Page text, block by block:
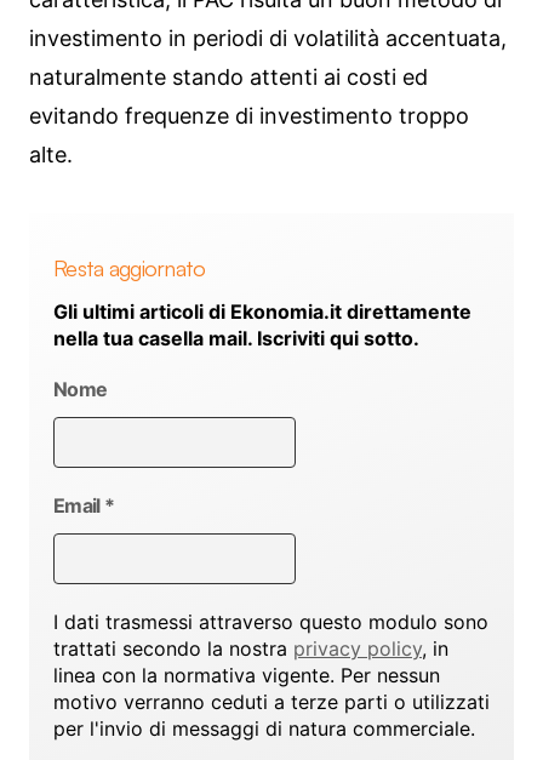
investimento in periodi di volatilità accentuata,
naturalmente stando attenti ai costi ed
evitando frequenze di investimento troppo
alte.
Resta aggiornato
Gli ultimi articoli di Ekonomia.it direttamente
nella tua casella mail. Iscriviti qui sotto.
Nome
Email *
I dati trasmessi attraverso questo modulo sono
trattati secondo la nostra privacy policy, in
linea con la normativa vigente. Per nessun
motivo verranno ceduti a terze parti o utilizzati
per l'invio di messaggi di natura commerciale.